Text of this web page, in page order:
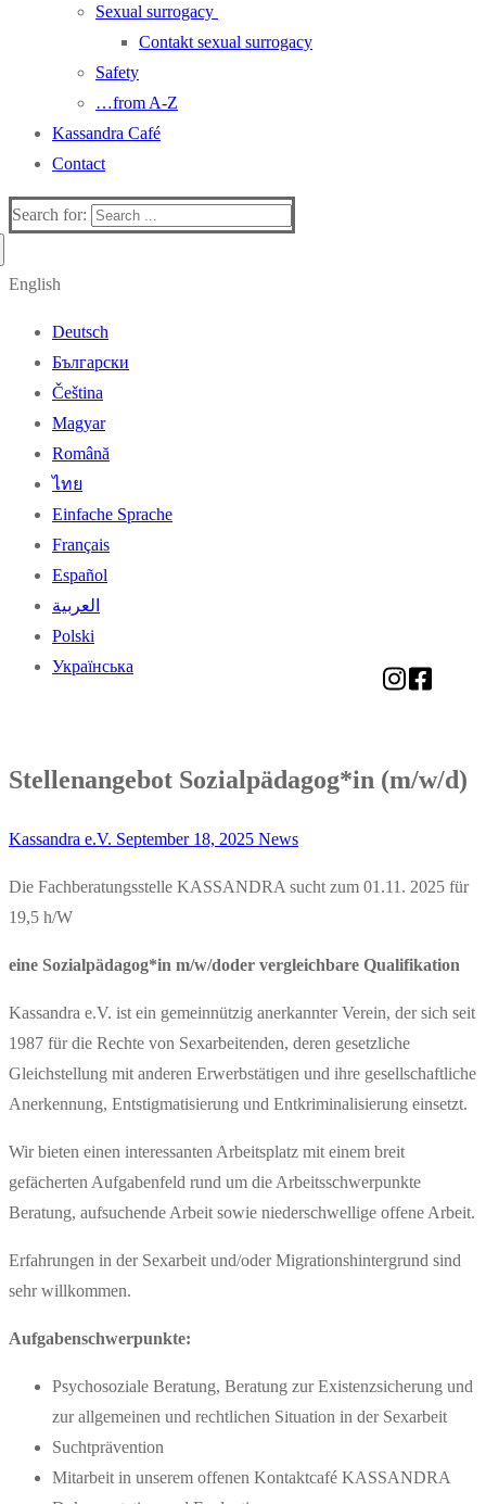
Sexual surrogacy
Contakt sexual surrogacy
Safety
…from A-Z
Kassandra Café
Contact
Search for:
English
Deutsch
Български
Čeština
Magyar
Română
ไทย
Einfache Sprache
Français
Español
العربية
Polski
Українська
Stellenangebot Sozialpädagog*in (m/w/d)
Kassandra e.V. September 18, 2025 News
Die Fachberatungsstelle KASSANDRA sucht zum 01.11. 2025 für
19,5 h/W
eine Sozialpädagog*in m/w/doder vergleichbare Qualifikation
Kassandra e.V. ist ein gemeinnützig anerkannter Verein, der sich seit
1987 für die Rechte von Sexarbeitenden, deren gesetzliche
Gleichstellung mit anderen Erwerbstätigen und ihre gesellschaftliche
Anerkennung, Entstigmatisierung und Entkriminalisierung einsetzt.
Wir bieten einen interessanten Arbeitsplatz mit einem breit
gefächerten Aufgabenfeld rund um die Arbeitsschwerpunkte
Beratung, aufsuchende Arbeit sowie niederschwellige offene Arbeit.
Erfahrungen in der Sexarbeit und/oder Migrationshintergrund sind
sehr willkommen.
Aufgabenschwerpunkte:
Psychosoziale Beratung, Beratung zur Existenzsicherung und
zur allgemeinen und rechtlichen Situation in der Sexarbeit
Suchtprävention
Mitarbeit in unserem offenen Kontaktcafé KASSANDRA